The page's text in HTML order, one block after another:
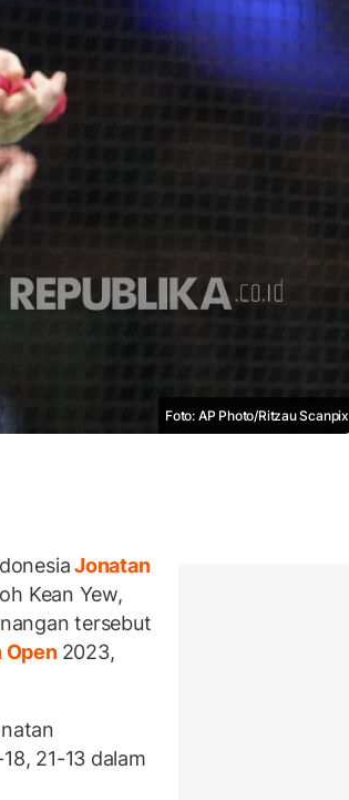
Foto: AP Photo/Ritzau Scanpix
Jonatan
Kean Yew,
tersebut
Open 2023,
21-13 dalam